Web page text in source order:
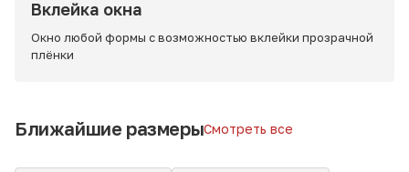
Вклейка окна
Окно любой формы с возможностью вклейки прозрачной
плёнки
Ближайшие размерыСмотреть все